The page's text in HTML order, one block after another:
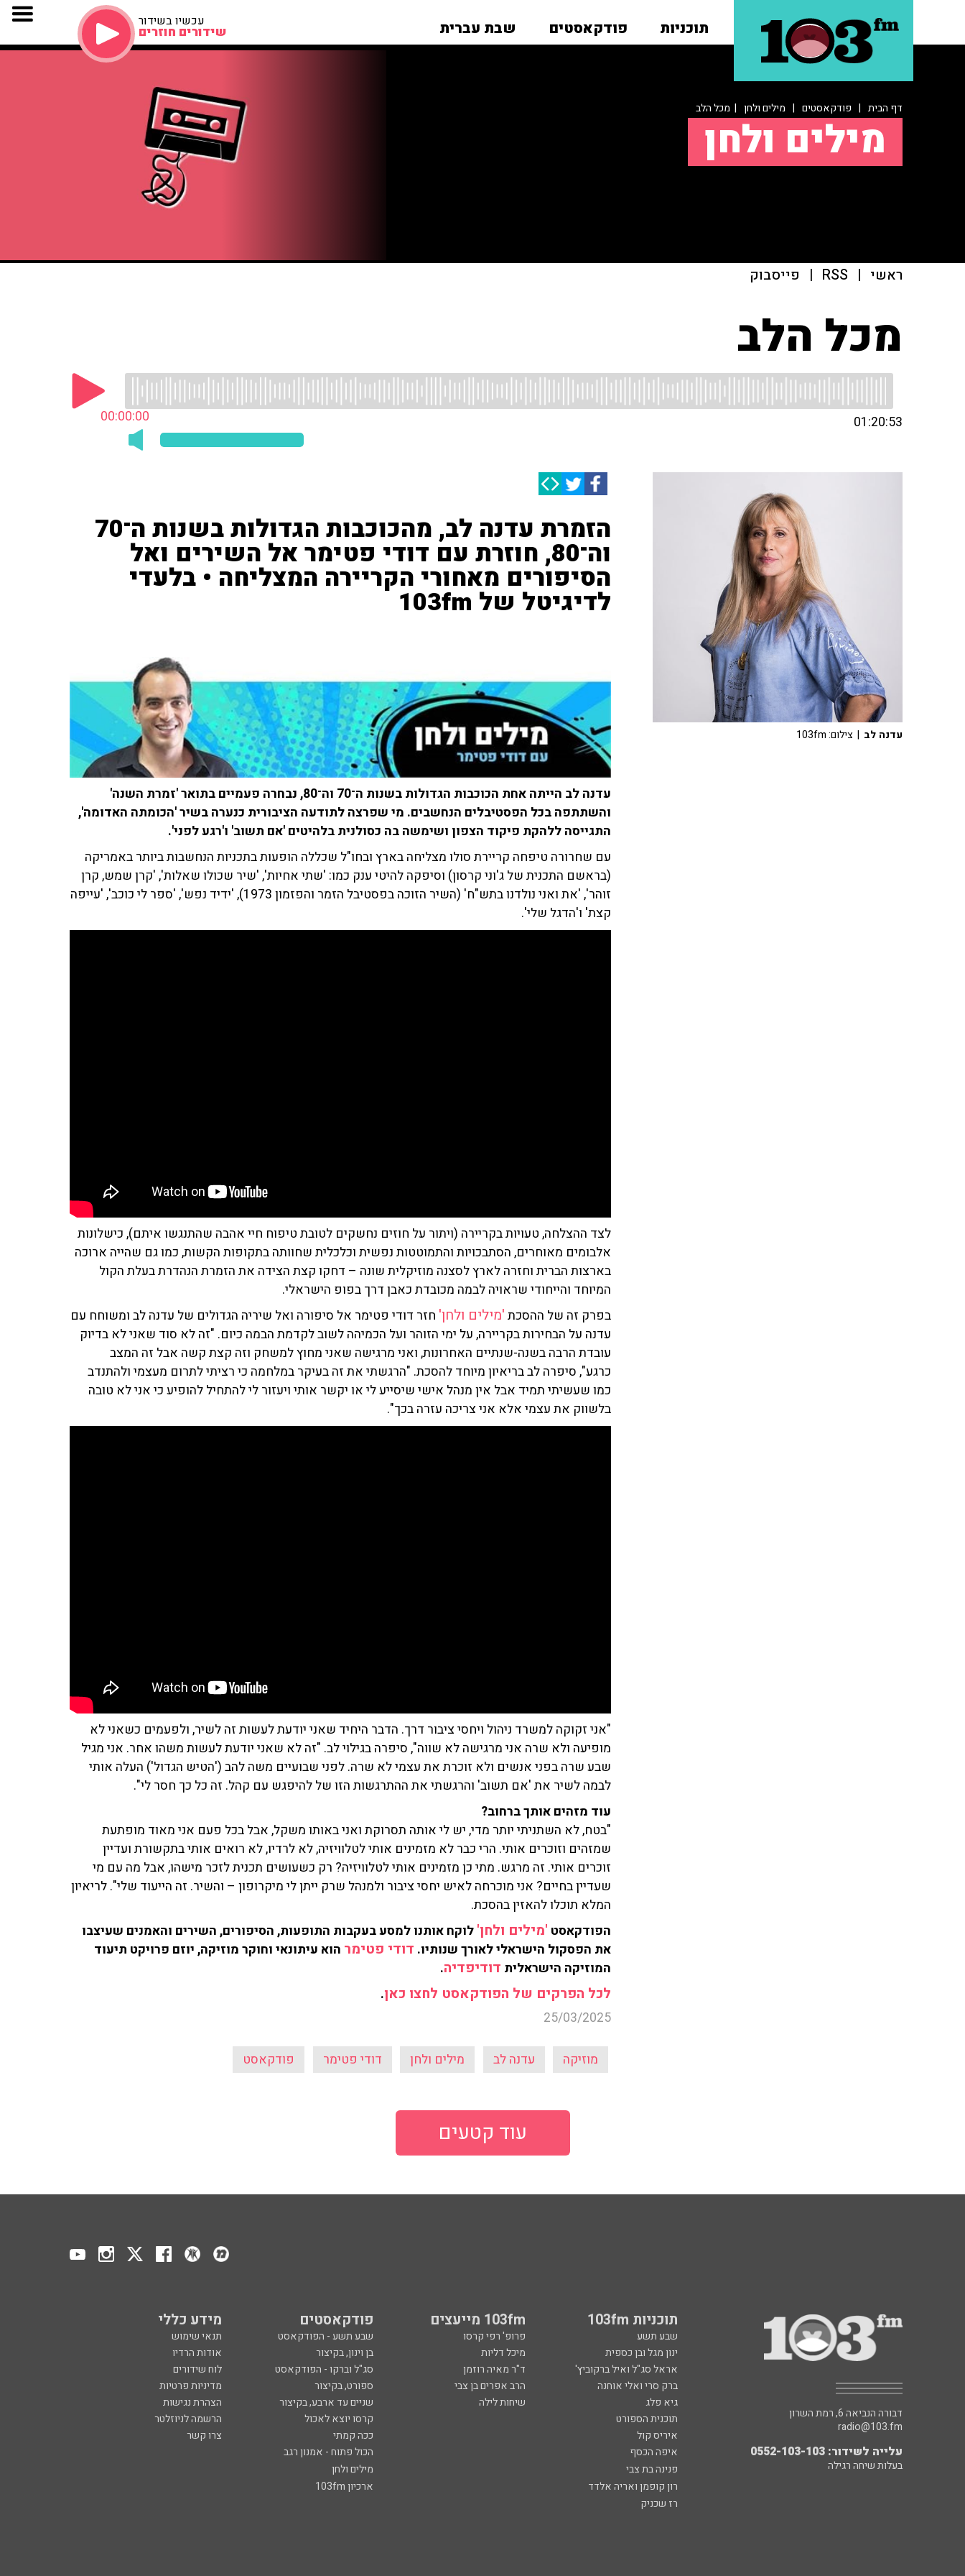
תוכניות פודקאסטים שבת עברית עכשיו בשידור
שידורים חוזרים
דף הבית | פודקאסטים | מילים ולחן | מכל הלב
מילים ולחן
ראשי |
RSS
| פייסבוק
מכל הלב
00:00:00 01:20:53
הזמרת עדנה לב, מהכוכבות הגדולות בשנות ה־70
וה־80, חוזרת עם דודי פטימר אל השירים ואל
הסיפורים מאחורי הקריירה המצליחה • בלעדי
לדיגיטל של 103fm
עדנה לב הייתה אחת הכוכבות הגדולות בשנות ה־70 וה־80, נבחרה פעמיים בתואר 'זמרת השנה'
והשתתפה בכל הפסטיבלים הנחשבים. מי שפרצה לתודעה הציבורית כנערה בשיר 'הכומתה האדומה',
התגייסה ללהקת פיקוד הצפון ושימשה בה כסולנית בלהיטים 'אם תשוב' ו'רגע לפני'.
עם שחרורה טיפחה קריירת סולו מצליחה בארץ ובחו"ל שכללה הופעות בתכניות הנחשבות ביותר באמריקה
(בראשם התכנית של ג'וני קרסון) וסיפקה להיטי ענק כמו: 'שתי אחיות', 'שיר שכולו שאלות', 'קרן שמש, קרן
זוהר', 'את ואני נולדנו בתש"ח' (השיר הזוכה בפסטיבל הזמר והפזמון 1973), 'ידיד נפש', 'ספר לי כוכב', 'עייפה
קצת' ו'הדגל שלי'.
לצד ההצלחה, טעויות בקריירה (ויתור על חוזים נחשקים לטובת טיפוח חיי אהבה שהתנגשו איתם), כישלונות
אלבומים מאוחרים, הסתבכויות והתמוטטות נפשית וכלכלית שחוותה בתקופות הקשות, כמו גם שהייה ארוכה
בארצות הברית וחזרה לארץ לסצנה מוזיקלית שונה – דחקו קצת הצידה את הזמרת הנהדרת בעלת הקול
המיוחד והייחודי שראויה לבמה מכובדת כאבן דרך בפופ הישראלי.
בפרק זה של ההסכת 'מילים ולחן' חזר דודי פטימר אל סיפורה ואל שיריה הגדולים של עדנה לב ומשוחח עם
עדנה על הבחירות בקריירה, על ימי הזוהר ועל הכמיהה לשוב לקדמת הבמה כיום. "זה לא סוד שאני לא בדיוק
עובדת הרבה בשנה-שנתיים האחרונות, ואני מרגישה שאני מחוץ למשחק וזה קצת קשה אבל זה המצב
כרגע", סיפרה לב בריאיון מיוחד להסכת. "הרגשתי את זה בעיקר במלחמה כי רציתי לתרום מעצמי ולהתנדב
כמו שעשיתי תמיד אבל אין מנהל אישי שיסייע לי או יקשר אותי ויעזור לי להתחיל להופיע כי אני לא טובה
בלשווק את עצמי אלא אני צריכה עזרה בכך".
"אני זקוקה למשרד ניהול ויחסי ציבור דרך. הדבר היחיד שאני יודעת לעשות זה לשיר, ולפעמים כשאני לא
מופיעה ולא שרה אני מרגישה לא שווה", סיפרה בגילוי לב. "זה לא שאני יודעת לעשות משהו אחר. אני מגיל
שבע שרה בפני אנשים ולא זוכרת את עצמי לא שרה. לפני שבועיים משה להב ('הטיש הגדול') העלה אותי
לבמה לשיר את 'אם תשוב' והרגשתי את ההתרגשות הזו של להיפגש עם קהל. זה כל כך חסר לי".
עוד מזהים אותך ברחוב?
"בטח, לא השתניתי יותר מדי, יש לי אותה תסרוקת ואני באותו משקל, אבל בכל פעם אני מאוד מופתעת
שמזהים וזוכרים אותי. הרי כבר לא מזמינים אותי לטלוויזיה, לא לרדיו, לא רואים אותי בתקשורת ועדיין
זוכרים אותי. זה מרגש. מתי כן מזמינים אותי לטלוויזיה? רק כשעושים תכנית לזכר מישהו, אבל מה עם מי
שעדיין בחיים? אני מוכרחה לאיש יחסי ציבור ולמנהל שרק ייתן לי מיקרופון – והשיר. זה הייעוד שלי". לריאיון
המלא תוכלו להאזין בהסכת.
הפודקאסט 'מילים ולחן' לוקח אותנו למסע בעקבות התופעות, הסיפורים, השירים והאמנים שעיצבו
את הפסקול הישראלי לאורך שנותיו. דודי פטימר הוא עיתונאי וחוקר מוזיקה, יוזם פרויקט תיעוד
המוזיקה הישראלית דודיפדיה.
לכל הפרקים של הפודקאסט לחצו כאן.
25/03/2025
מוזיקה עדנה לב מילים ולחן דודי פטימר פודקאסט
עדנה לב | צילום: 103fm
עוד קטעים
תוכניות 103fm 103fm מייעצים פודקאסטים מידע כללי
שבע תשע פרופ' רפי קרסו שבע תשע - הפודקאסט
תנאי שימוש
ינון מגל ובן כספית
מיכל דליות בן וינון, בקיצור
אודות הרדיו
אראל סג"ל ואיל ברקוביץ'
ד"ר מאיה רוזמן סג"ל וברקו - הפודקאסט
לוח שידורים
ברק סרי ואלי אוחנה
הרב אפרים בן צבי ספורט, בקיצור
מדיניות פרטיות
גיא פלג
שיחות לילה שניים עד ארבע, בקיצור
הצהרת נגישות
תוכנית הספורט
קרסו יוצא לאכול
הרשמה לניוזלטר
איריס קול
ככה קמתי
צרו קשר
איפה הכסף
הכול פתוח - אמנון רגב
פנינה בת צבי
מילים ולחן
רון קופמן ואריה אלדד
ארכיון 103fm
רז שכניק
דבורה הנביאה 6, רמת השרון
radio@103.fm
עלייה לשידור: 0552-103-103
בעלות שיחה רגילה